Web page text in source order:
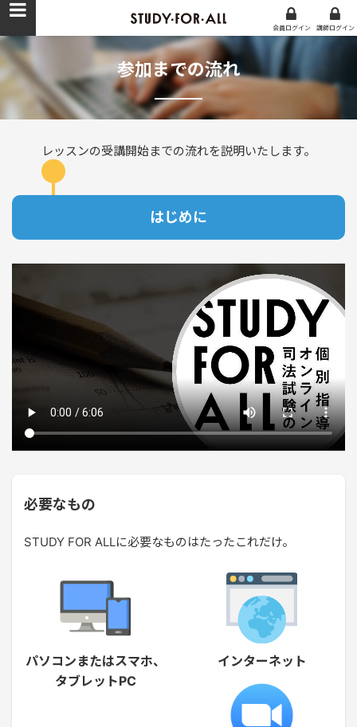
会員ログイン 講師ログイン
参加までの流れ
レッスンの受講開始までの流れを説明いたします。
はじめに
必要なもの
STUDY FOR ALLに必要なものはたったこれだけ。
パソコンまたはスマホ、
タブレットPC
インターネット